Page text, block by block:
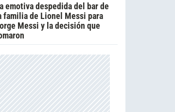
emotiva despedida del bar de
familia de Lionel Messi para
Messi y la decisión que